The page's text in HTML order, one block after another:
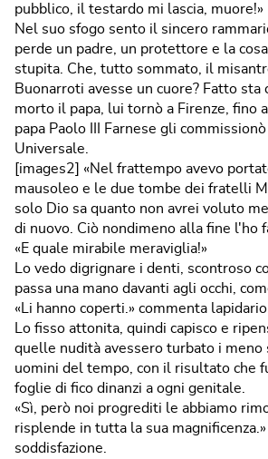
pubblico, il testardo mi lascia, muore!»
Nel suo sfogo sento il sincero
perde un padre, un protettore e la
stupita. Che, tutto sommato, il
Buonarroti avesse un cuore? Fatto sta
morto il papa, lui tornò a Firenze, fino
papa Paolo III Farnese gli
Universale.
[images2] «Nel frattempo avevo
mausoleo e le due tombe dei fratelli
solo Dio sa quanto non avrei voluto
di nuovo. Ciò nondimeno alla fine l'ho
«E quale mirabile meraviglia!»
Lo vedo digrignare i denti, scontroso
passa una mano davanti agli occhi,
«Li hanno coperti.» commenta lapidario.
Lo fisso attonita, quindi capisco e
quelle nudità avessero turbato i meno
uomini del tempo, con il risultato che
foglie di fico dinanzi a ogni genitale.
«Sì, però noi progrediti le abbiamo
risplende in tutta la sua
soddisfazione.